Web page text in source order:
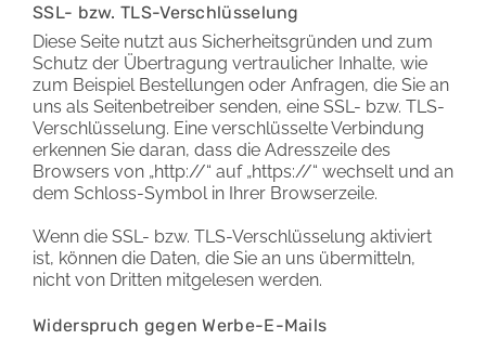
SSL- bzw. TLS-Verschlüsselung
Diese Seite nutzt aus Sicherheitsgründen und zum
Schutz der Übertragung vertraulicher Inhalte, wie
zum Beispiel Bestellungen oder Anfragen, die Sie an
uns als Seitenbetreiber senden, eine SSL- bzw. TLS-
Verschlüsselung. Eine verschlüsselte Verbindung
erkennen Sie daran, dass die Adresszeile des
Browsers von „http://“ auf „https://“ wechselt und an
dem Schloss-Symbol in Ihrer Browserzeile.
Wenn die SSL- bzw. TLS-Verschlüsselung aktiviert
ist, können die Daten, die Sie an uns übermitteln,
nicht von Dritten mitgelesen werden.
Widerspruch gegen Werbe-E-Mails